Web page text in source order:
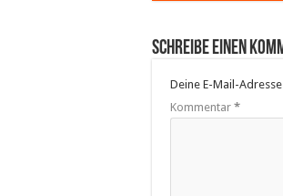
Schreibe einen
Deine E-Mail-
Kommentar *